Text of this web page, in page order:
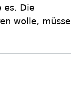
es. Die
wolle, müsse